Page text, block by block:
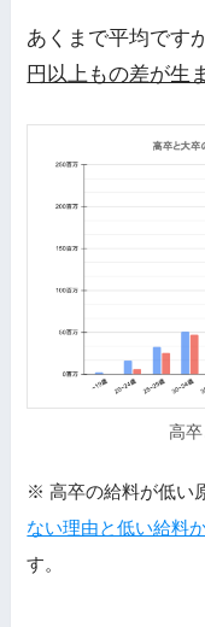
あくまで平均です
円以上もの差が生
高
※ 高卒の給料が低い
ない理由と低い給料
す。